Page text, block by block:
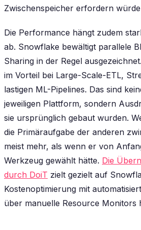
Zwischenspeicher erfordern
Die Performance hängt zudem
ab. Snowflake bewältigt parallele
Sharing in der Regel
im Vorteil bei Large-Scale-ETL,
lastigen ML-Pipelines. Das sind
jeweiligen Plattform, sondern
sie ursprünglich gebaut wurden.
die Primäraufgabe der anderen
meist mehr, als wenn er von
Werkzeug gewählt hätte. Die
durch DoiT zielt gezielt auf
Kostenoptimierung mit
über manuelle Resource Monitors